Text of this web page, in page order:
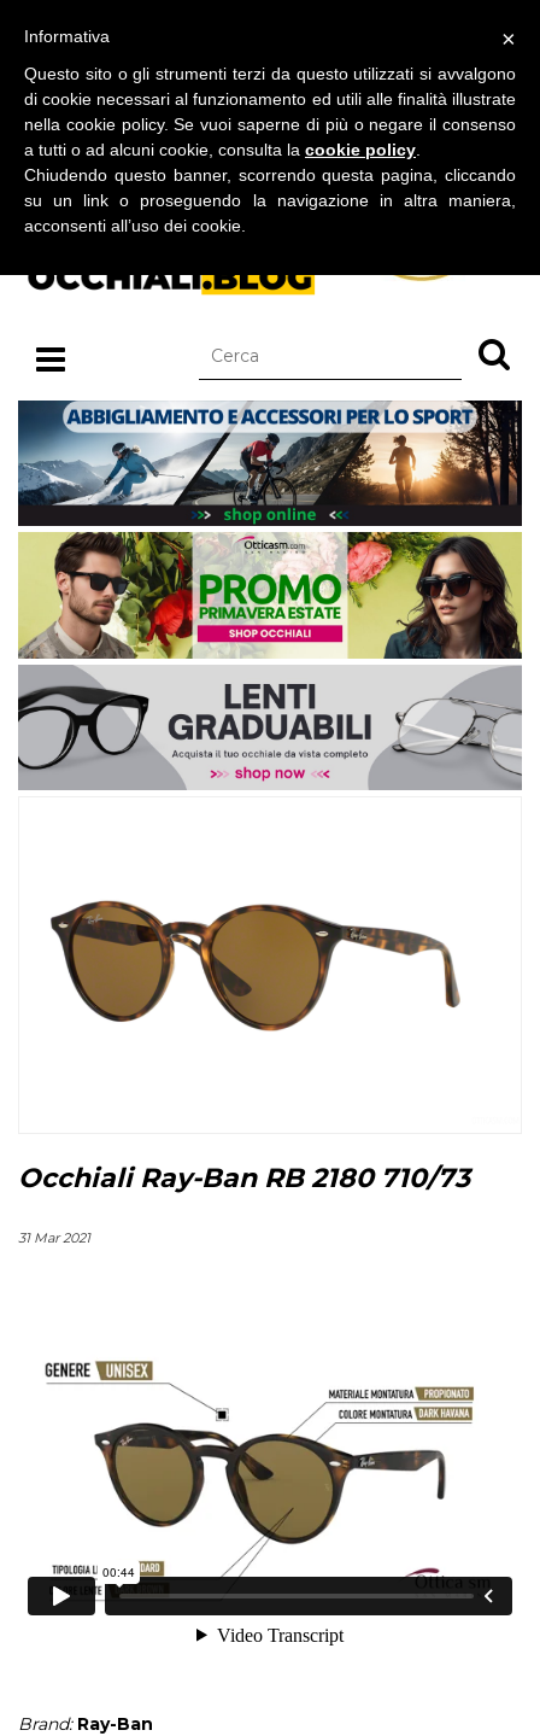
BLOG SU OCCHIALI DA SOLE E OCCHIALI DA VISTA
Occhiali Ray-Ban RB 2180 710/73
31 Mar 2021
Brand: Ray-Ban
×
Informativa
Questo sito o gli strumenti terzi da questo utilizzati si avvalgono
di cookie necessari al funzionamento ed utili alle finalità illustrate
nella cookie policy. Se vuoi saperne di più o negare il consenso
a tutti o ad alcuni cookie, consulta la cookie policy
Chiudendo questo banner, scorrendo questa pagina, cliccando
su un link o proseguendo la navigazione in altra maniera,
acconsenti all’uso dei cookie.